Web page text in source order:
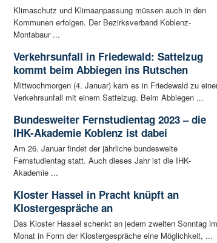
Klimaschutz und Klimaanpassung müssen auch in den
Kommunen erfolgen. Der Bezirksverband Koblenz-
Montabaur ...
Verkehrsunfall in Friedewald: Sattelzug
kommt beim Abbiegen ins Rutschen
Mittwochmorgen (4. Januar) kam es in Friedewald zu
Verkehrsunfall mit einem Sattelzug. Beim Abbiegen ...
Bundesweiter Fernstudientag 2023 – die
IHK-Akademie Koblenz ist dabei
Am 26. Januar findet der jährliche bundesweite
Fernstudientag statt. Auch dieses Jahr ist die IHK-
Akademie ...
Kloster Hassel in Pracht knüpft an
Klostergespräche an
Das Kloster Hassel schenkt an jedem zweiten Sonntag im
Monat in Form der Klostergespräche eine Möglichkeit, ...